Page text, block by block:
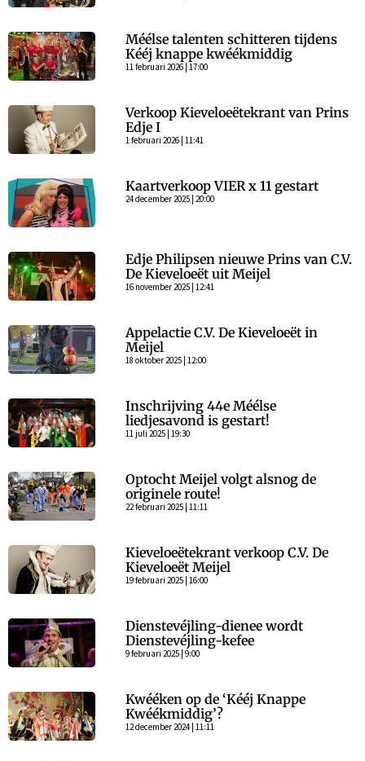
Méélse talenten schitteren tijdens
Kééj knappe kwéékmiddig
11 februari 2026 | 17:00
Verkoop Kieveloeëtekrant van Prins
Edje I
1 februari 2026 | 11:41
Kaartverkoop VIER x 11 gestart
24 december 2025 | 20:00
Edje Philipsen nieuwe Prins van C.V.
De Kieveloeët uit Meijel
16 november 2025 | 12:41
Appelactie C.V. De Kieveloeët in
Meijel
18 oktober 2025 | 12:00
Inschrijving 44e Méélse
liedjesavond is gestart!
11 juli 2025 | 19:30
Optocht Meijel volgt alsnog de
originele route!
22 februari 2025 | 11:11
Kieveloeëtekrant verkoop C.V. De
Kieveloeët Meijel
19 februari 2025 | 16:00
Dienstevéjling-dienee wordt
Dienstevéjling-kefee
9 februari 2025 | 9:00
Kwééken op de ‘Kééj Knappe
Kwéékmiddig’?
12 december 2024 | 11:11